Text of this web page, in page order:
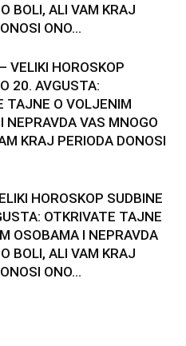
BOLI, ALI VAM KRAJ
ONO...
VELIKI HOROSKOP
20. AVGUSTA:
TAJNE O VOLJENIM
NEPRAVDA VAS MNOGO
KRAJ PERIODA DONOSI
HOROSKOP SUDBINE
OTKRIVATE TAJNE
OSOBAMA I NEPRAVDA
BOLI, ALI VAM KRAJ
ONO...